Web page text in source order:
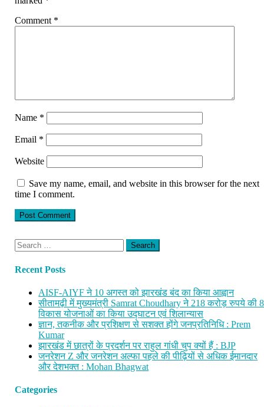
Comment *
Name *
Email *
Website
Save my name, email, and website in this browser for the next
time I comment.
Search
for:
Recent Posts
AISF-AIYF ने 10 अगस्त को झारखंड बंद का किया आह्वान
सीतामढ़ी में मुख्यमंत्री Samrat Choudhary ने 218 करोड़ रुपये की
विकास योजनाओं का किया उद्घाटन एवं शिलान्यास
ज्ञान, तकनीक और प्रशिक्षण से सशक्त होंगे जनप्रतिनिधि : Prem
Kumar
झारखंड में छात्रों के प्रदर्शन पर राहुल गांधी चुप क्यों हैं : BJP
जनरेशन Z और जनरेशन अल्फा पहले की पीढ़ियों से अधिक ईमानदार
और देशभक्त : Mohan Bhagwat
Categories